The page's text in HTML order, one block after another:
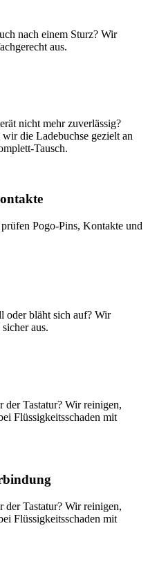
nach einem Sturz? Wir
aus.
nicht mehr zuverlässig?
die Ladebuchse gezielt an
Tausch.
Pogo-Pins, Kontakte und
oder bläht sich auf? Wir
aus.
der Tastatur? Wir reinigen,
Flüssigkeitsschaden mit
der Tastatur? Wir reinigen,
Flüssigkeitsschaden mit